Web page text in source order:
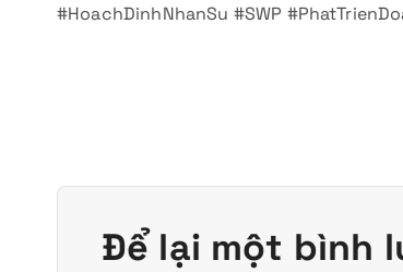
#HoachDinhNhanSu #SWP
Để lại một bình